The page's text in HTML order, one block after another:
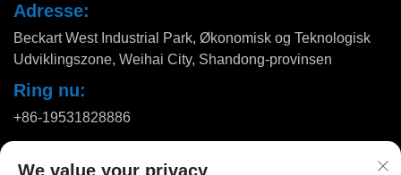
Adresse:
Beckart West Industrial Park, Økonomisk og Teknologisk
Udviklingszone, Weihai City, Shandong-provinsen
Ring nu:
+86-19531828886
We value your privacy